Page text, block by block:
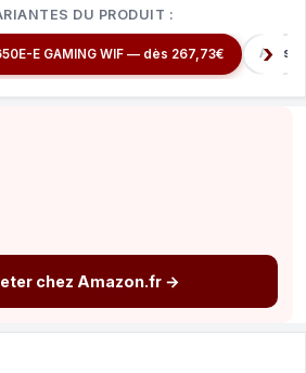
DU PRODUIT :
E GAMING WIF — dès 267,73€ Asus
chez Amazon.fr →